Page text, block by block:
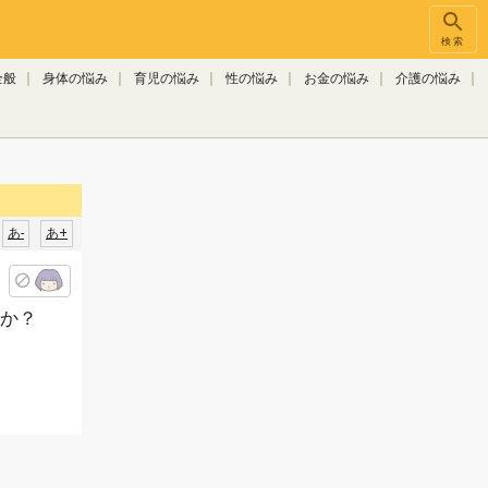
検索
般 身体の悩み 育児の悩み 性の悩み お金の悩み 介護の悩み
あ+
あ-
？